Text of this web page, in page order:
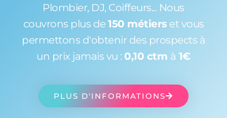
Plombier, DJ, Coiffeurs... Nous
couvrons plus de 150 métiers et vous
permettons d'obtenir des prospects à
un prix jamais vu : 0,10 ctm à 1€
PLUS D'INFORMATIONS